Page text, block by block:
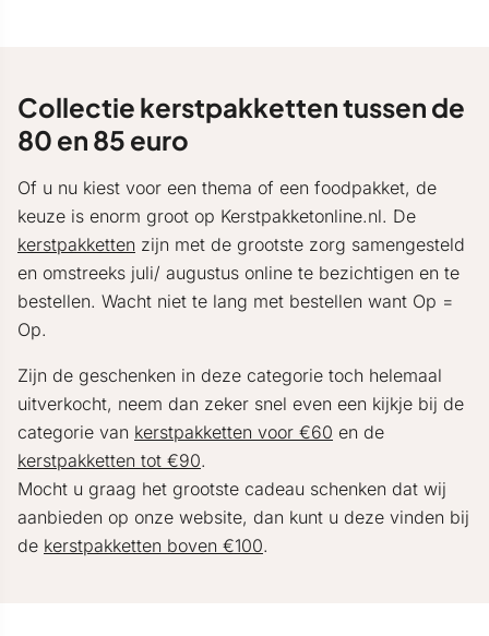
Collectie kerstpakketten tussen de
80 en 85 euro
Of u nu kiest voor een thema of een foodpakket, de
keuze is enorm groot op Kerstpakketonline.nl. De
kerstpakketten zijn met de grootste zorg samengesteld
en omstreeks juli/ augustus online te bezichtigen en te
bestellen. Wacht niet te lang met bestellen want Op =
Op.
Zijn de geschenken in deze categorie toch helemaal
uitverkocht, neem dan zeker snel even een kijkje bij de
categorie van kerstpakketten voor €60 en de
kerstpakketten tot €90.
Mocht u graag het grootste cadeau schenken dat wij
aanbieden op onze website, dan kunt u deze vinden bij
de kerstpakketten boven €100.